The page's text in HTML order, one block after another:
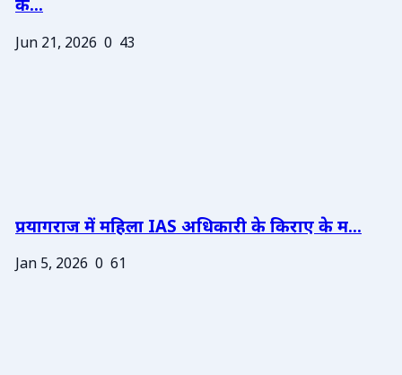
के...
Jun 21, 2026 0 43
प्रयागराज में महिला IAS अधिकारी के किराए के म...
Jan 5, 2026 0 61